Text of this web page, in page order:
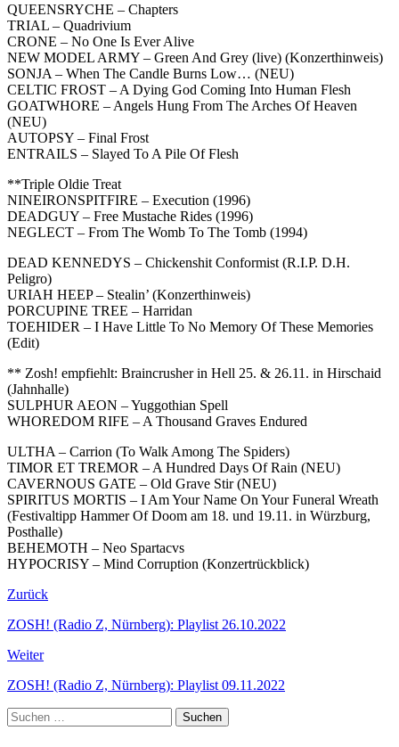
QUEENSRYCHE – Chapters
TRIAL – Quadrivium
CRONE – No One Is Ever Alive
NEW MODEL ARMY – Green And Grey (live) (Konzerthinweis)
SONJA – When The Candle Burns Low… (NEU)
CELTIC FROST – A Dying God Coming Into Human Flesh
GOATWHORE – Angels Hung From The Arches Of Heaven
(NEU)
AUTOPSY – Final Frost
ENTRAILS – Slayed To A Pile Of Flesh
**Triple Oldie Treat
NINEIRONSPITFIRE – Execution (1996)
DEADGUY – Free Mustache Rides (1996)
NEGLECT – From The Womb To The Tomb (1994)
DEAD KENNEDYS – Chickenshit Conformist (R.I.P. D.H.
Peligro)
URIAH HEEP – Stealin’ (Konzerthinweis)
PORCUPINE TREE – Harridan
TOEHIDER – I Have Little To No Memory Of These Memories
(Edit)
** Zosh! empfiehlt: Braincrusher in Hell 25. & 26.11. in Hirschaid
(Jahnhalle)
SULPHUR AEON – Yuggothian Spell
WHOREDOM RIFE – A Thousand Graves Endured
ULTHA – Carrion (To Walk Among The Spiders)
TIMOR ET TREMOR – A Hundred Days Of Rain (NEU)
CAVERNOUS GATE – Old Grave Stir (NEU)
SPIRITUS MORTIS – I Am Your Name On Your Funeral Wreath
(Festivaltipp Hammer Of Doom am 18. und 19.11. in Würzburg,
Posthalle)
BEHEMOTH – Neo Spartacvs
HYPOCRISY – Mind Corruption (Konzertrückblick)
Zurück
ZOSH! (Radio Z, Nürnberg): Playlist 26.10.2022
Weiter
ZOSH! (Radio Z, Nürnberg): Playlist 09.11.2022
Suchen
nach: